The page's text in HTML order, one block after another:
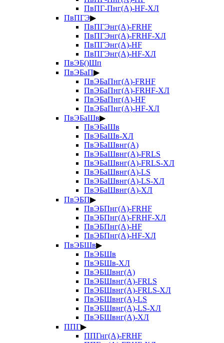
ПвПГ-Пнг(А)-HF-ХЛ
ПвПГЭ▶
ПвПГЭнг(А)-FRHF
ПвПГЭнг(А)-FRHF-ХЛ
ПвПГЭнг(А)-HF
ПвПГЭнг(А)-HF-ХЛ
ПвЭБ()Шп
ПвЭБаП▶
ПвЭБаПнг(А)-FRHF
ПвЭБаПнг(А)-FRHF-ХЛ
ПвЭБаПнг(А)-HF
ПвЭБаПнг(А)-HF-ХЛ
ПвЭБаШв▶
ПвЭБаШв
ПвЭБаШв-ХЛ
ПвЭБаШвнг(А)
ПвЭБаШвнг(А)-FRLS
ПвЭБаШвнг(А)-FRLS-ХЛ
ПвЭБаШвнг(А)-LS
ПвЭБаШвнг(А)-LS-ХЛ
ПвЭБаШвнг(А)-ХЛ
ПвЭБП▶
ПвЭБПнг(А)-FRHF
ПвЭБПнг(А)-FRHF-ХЛ
ПвЭБПнг(А)-HF
ПвЭБПнг(А)-HF-ХЛ
ПвЭБШв▶
ПвЭБШв
ПвЭБШв-ХЛ
ПвЭБШвнг(А)
ПвЭБШвнг(А)-FRLS
ПвЭБШвнг(А)-FRLS-ХЛ
ПвЭБШвнг(А)-LS
ПвЭБШвнг(А)-LS-ХЛ
ПвЭБШвнг(А)-ХЛ
ППГ▶
ППГнг(А)-FRHF